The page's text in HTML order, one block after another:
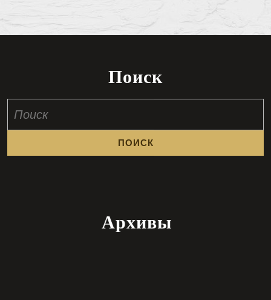
Поиск
Архивы